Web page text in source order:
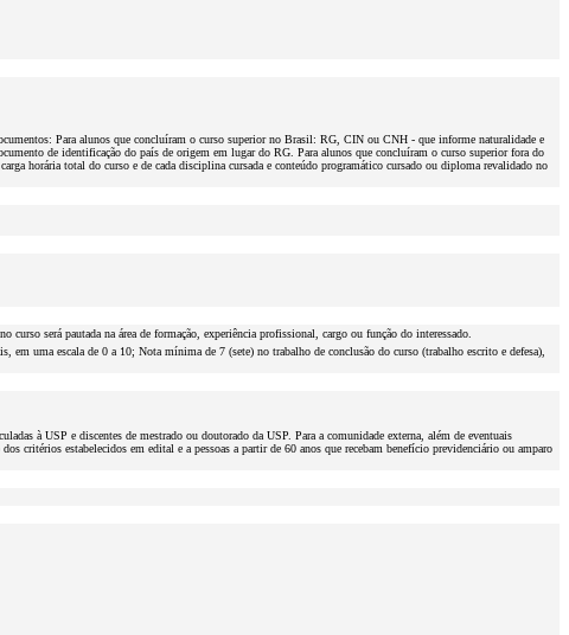
Para alunos que concluíram o curso superior no Brasil: RG, CIN ou CNH - que informe naturalidade e
de identificação do país de origem em lugar do RG. Para alunos que concluíram o curso superior fora do
horária total do curso e de cada disciplina cursada e conteúdo programático cursado ou diploma revalidado no
será pautada na área de formação, experiência profissional, cargo ou função do interessado.
uma escala de 0 a 10; Nota mínima de 7 (sete) no trabalho de conclusão do curso (trabalho escrito e defesa),
à USP e discentes de mestrado ou doutorado da USP. Para a comunidade externa, além de eventuais
critérios estabelecidos em edital e a pessoas a partir de 60 anos que recebam benefício previdenciário ou amparo